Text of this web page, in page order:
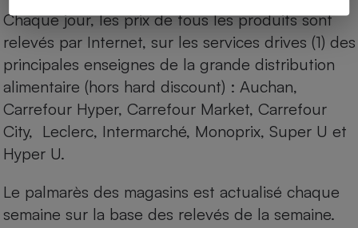
Chaque jour, les prix de tous les produits sont
relevés par Internet, sur les services drives (1) des
principales enseignes de la grande distribution
alimentaire (hors hard discount) : Auchan,
Carrefour Hyper, Carrefour Market, Carrefour
City, Leclerc, Intermarché, Monoprix, Super U et
Hyper U.
Le palmarès des magasins est actualisé chaque
semaine sur la base des relevés de la semaine.